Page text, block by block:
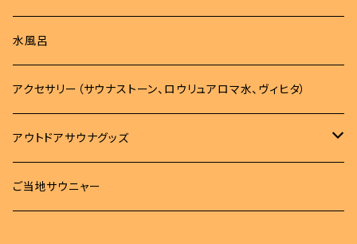
ロンT
サウナマット
バッグ
バッグ
サコッシュ
タオル
MOKUタオル
雑貨
サウナハット
タオル
雑貨
サウナマット
水風呂
アクセサリー（サウナストーン、ロウリュアロマ水、ヴィヒタ）
アウトドアサウナグッズ
柄杓
ご当地サウニャー